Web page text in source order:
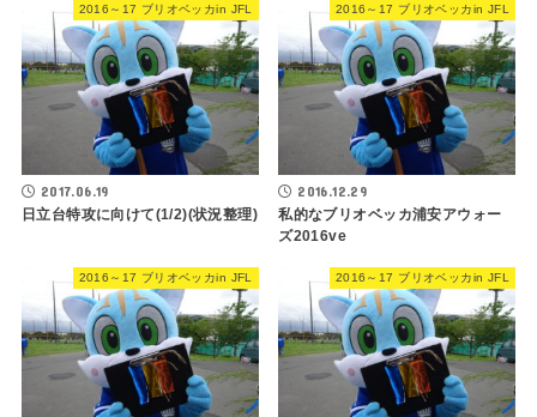
2016～17 ブリオベッカin JFL
2017.06.19
日立台特攻に向けて(1/2)(状況整理)
2016～17 ブリオベッカin JFL
2016.12.29
私的なブリオベッカ浦安アウォー
ズ2016ve
2016～17 ブリオベッカin JFL 2016～17 ブリオベッカin JFL